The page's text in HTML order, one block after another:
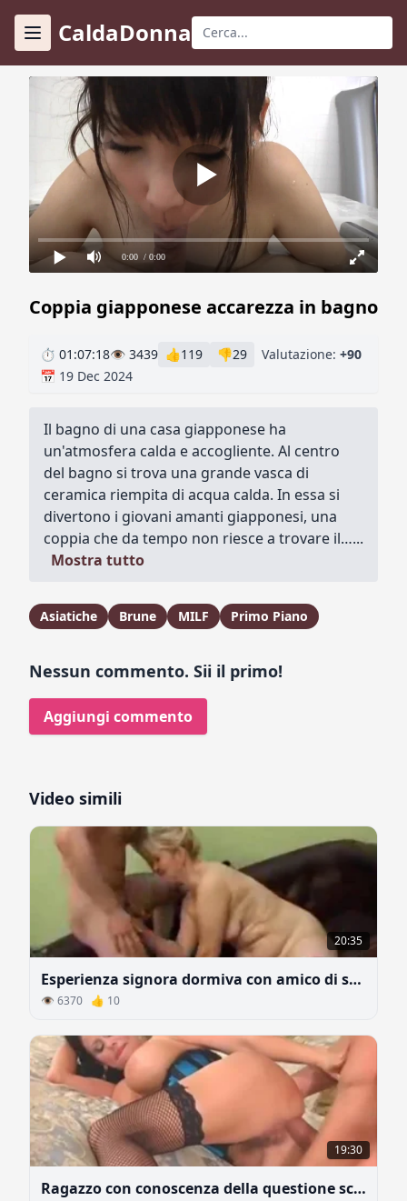
CaldaDonna
0:00 / 0:00
Coppia giapponese accarezza in bagno
⏱ 01:07:18👁 3439 👍119 👎29 Valutazione: +90
📅 19 Dec 2024
Il bagno di una casa giapponese ha
un'atmosfera calda e accogliente. Al centro
del bagno si trova una grande vasca di
ceramica riempita di acqua calda. In essa si
divertono i giovani amanti giapponesi, una
coppia che da tempo non riesce a trovare il…...
Mostra tutto
Asiatiche Brune MILF Primo Piano
Nessun commento. Sii il primo!
Aggiungi commento
Video simili
20:35
Esperienza signora dormiva con amico di suo figlio
👁 6370 👍 10
19:30
Ragazzo con conoscenza della questione scopa il culo di donna lussuriosa